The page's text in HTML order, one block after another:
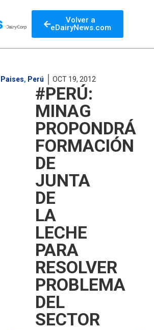
Volver a
eDairyNews.com
Paises, Perú OCT 19, 2012
#PERÚ:
MINAG
PROPONDRÁ
FORMACIÓN
DE
JUNTA
DE
LA
LECHE
PARA
RESOLVER
PROBLEMA
DEL
SECTOR